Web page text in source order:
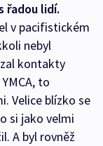
řadou lidí.
v pacifistickém
nebyl
kontakty
to
Velice blízko se
si jako velmi
A byl rovněž